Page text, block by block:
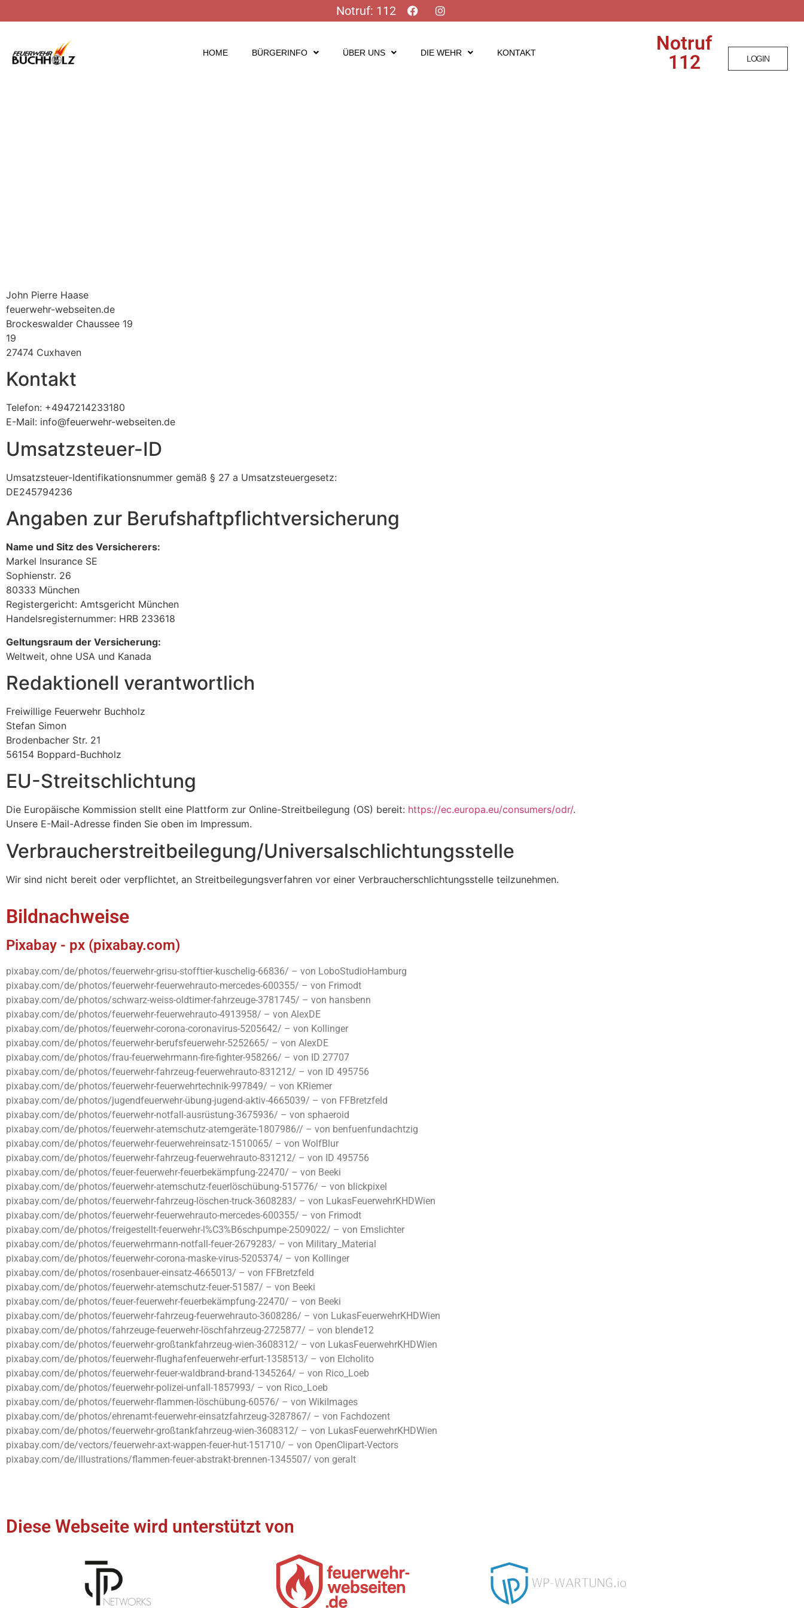
Notruf: 112
HOME BÜRGERINFO ÜBER UNS DIE WEHR KONTAKT
Notruf
112
LOGIN
John Pierre Haase
feuerwehr-webseiten.de
Brockeswalder Chaussee 19
19
27474 Cuxhaven
Kontakt
Telefon: +4947214233180
E-Mail: info@feuerwehr-webseiten.de
Umsatzsteuer-ID
Umsatzsteuer-Identifikationsnummer gemäß § 27 a Umsatzsteuergesetz:
DE245794236
Angaben zur Berufs­haftpflicht­versicherung
Name und Sitz des Versicherers:
Markel Insurance SE
Sophienstr. 26
80333 München
Registergericht: Amtsgericht München
Handelsregisternummer: HRB 233618
Geltungsraum der Versicherung:
Weltweit, ohne USA und Kanada
Redaktionell verantwortlich
Freiwillige Feuerwehr Buchholz
Stefan Simon
Brodenbacher Str. 21
56154 Boppard-Buchholz
EU-Streitschlichtung
Die Europäische Kommission stellt eine Plattform zur Online-Streitbeilegung (OS) bereit: https://ec.europa.eu/consumers/odr/.
Unsere E-Mail-Adresse finden Sie oben im Impressum.
Verbraucher­streit­beilegung/Universal­schlichtungs­stelle
Wir sind nicht bereit oder verpflichtet, an Streitbeilegungsverfahren vor einer Verbraucherschlichtungsstelle teilzunehmen.
Bildnachweise
Pixabay - px (pixabay.com)
pixabay.com/de/photos/feuerwehr-grisu-stofftier-kuschelig-66836/ – von LoboStudioHamburg
pixabay.com/de/photos/feuerwehr-feuerwehrauto-mercedes-600355/ – von Frimodt
pixabay.com/de/photos/schwarz-weiss-oldtimer-fahrzeuge-3781745/ – von hansbenn
pixabay.com/de/photos/feuerwehr-feuerwehrauto-4913958/ – von AlexDE
pixabay.com/de/photos/feuerwehr-corona-coronavirus-5205642/ – von Kollinger
pixabay.com/de/photos/feuerwehr-berufsfeuerwehr-5252665/ – von AlexDE
pixabay.com/de/photos/frau-feuerwehrmann-fire-fighter-958266/ – von ID 27707
pixabay.com/de/photos/feuerwehr-fahrzeug-feuerwehrauto-831212/ – von ID 495756
pixabay.com/de/photos/feuerwehr-feuerwehrtechnik-997849/ – von KRiemer
pixabay.com/de/photos/jugendfeuerwehr-übung-jugend-aktiv-4665039/ – von FFBretzfeld
pixabay.com/de/photos/feuerwehr-notfall-ausrüstung-3675936/ – von sphaeroid
pixabay.com/de/photos/feuerwehr-atemschutz-atemgeräte-1807986// – von benfuenfundachtzig
pixabay.com/de/photos/feuerwehr-feuerwehreinsatz-1510065/ – von WolfBlur
pixabay.com/de/photos/feuerwehr-fahrzeug-feuerwehrauto-831212/ – von ID 495756
pixabay.com/de/photos/feuer-feuerwehr-feuerbekämpfung-22470/ – von Beeki
pixabay.com/de/photos/feuerwehr-atemschutz-feuerlöschübung-515776/ – von blickpixel
pixabay.com/de/photos/feuerwehr-fahrzeug-löschen-truck-3608283/ – von LukasFeuerwehrKHDWien
pixabay.com/de/photos/feuerwehr-feuerwehrauto-mercedes-600355/ – von Frimodt
pixabay.com/de/photos/freigestellt-feuerwehr-l%C3%B6schpumpe-2509022/ – von Emslichter
pixabay.com/de/photos/feuerwehrmann-notfall-feuer-2679283/ – von Military_Material
pixabay.com/de/photos/feuerwehr-corona-maske-virus-5205374/ – von Kollinger
pixabay.com/de/photos/rosenbauer-einsatz-4665013/ – von FFBretzfeld
pixabay.com/de/photos/feuerwehr-atemschutz-feuer-51587/ – von Beeki
pixabay.com/de/photos/feuer-feuerwehr-feuerbekämpfung-22470/ – von Beeki
pixabay.com/de/photos/feuerwehr-fahrzeug-feuerwehrauto-3608286/ – von LukasFeuerwehrKHDWien
pixabay.com/de/photos/fahrzeuge-feuerwehr-löschfahrzeug-2725877/ – von blende12
pixabay.com/de/photos/feuerwehr-großtankfahrzeug-wien-3608312/ – von LukasFeuerwehrKHDWien
pixabay.com/de/photos/feuerwehr-flughafenfeuerwehr-erfurt-1358513/ – von Elcholito
pixabay.com/de/photos/feuerwehr-feuer-waldbrand-brand-1345264/ – von Rico_Loeb
pixabay.com/de/photos/feuerwehr-polizei-unfall-1857993/ – von Rico_Loeb
pixabay.com/de/photos/feuerwehr-flammen-löschübung-60576/ – von WikiImages
pixabay.com/de/photos/ehrenamt-feuerwehr-einsatzfahrzeug-3287867/ – von Fachdozent
pixabay.com/de/photos/feuerwehr-großtankfahrzeug-wien-3608312/ – von LukasFeuerwehrKHDWien
pixabay.com/de/vectors/feuerwehr-axt-wappen-feuer-hut-151710/ – von OpenClipart-Vectors
pixabay.com/de/illustrations/flammen-feuer-abstrakt-brennen-1345507/ von geralt
Diese Webseite wird unterstützt von